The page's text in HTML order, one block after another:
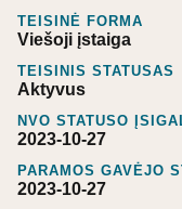
TEISINĖ FORMA
Viešoji įstaiga
TEISINIS STATUSAS
Aktyvus
NVO STATUSO
2023-10-27
PARAMOS GAVĖJO
2023-10-27